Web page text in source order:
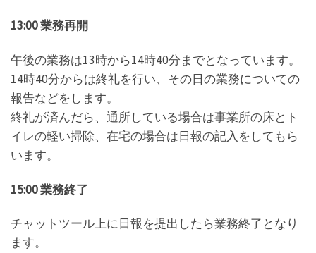
13:00 業務再開
午後の業務は13時から14時40分までとなっています。
14時40分からは終礼を行い、その日の業務についての
報告などをします。
終礼が済んだら、通所している場合は事業所の床とト
イレの軽い掃除、在宅の場合は日報の記入をしてもら
います。
15:00 業務終了
チャットツール上に日報を提出したら業務終了となり
ます。